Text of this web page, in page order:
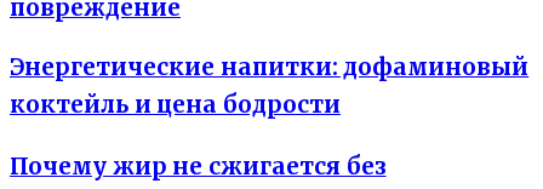
повреждение
Энергетические напитки: дофаминовый
коктейль и цена бодрости
Почему жир не сжигается без